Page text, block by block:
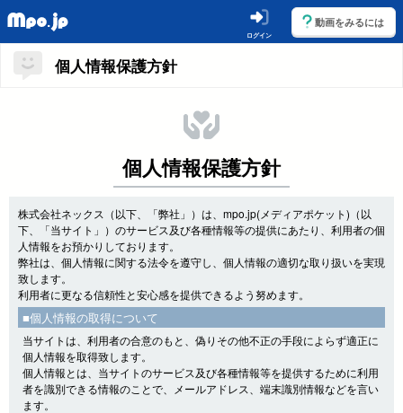
ログイン
動画をみるには
個人情報保護方針
個人情報保護方針
株式会社ネックス（以下、「弊社」）は、mpo.jp(メディアポケット)（以
下、「当サイト」）のサービス及び各種情報等の提供にあたり、利用者の個
人情報をお預かりしております。
弊社は、個人情報に関する法令を遵守し、個人情報の適切な取り扱いを実現
致します。
利用者に更なる信頼性と安心感を提供できるよう努めます。
■個人情報の取得について
当サイトは、利用者の合意のもと、偽りその他不正の手段によらず適正に
個人情報を取得致します。
個人情報とは、当サイトのサービス及び各種情報等を提供するために利用
者を識別できる情報のことで、メールアドレス、端末識別情報などを言い
ます。